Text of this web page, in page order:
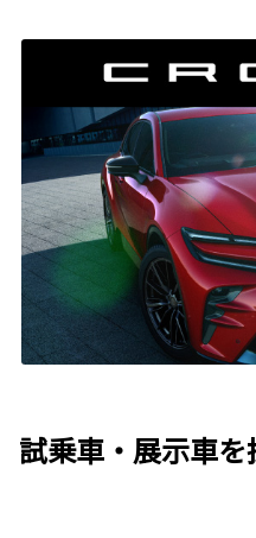
試乗車・展示車を